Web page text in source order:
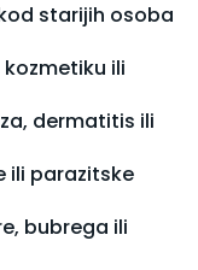
starijih osoba
kozmetiku ili
dermatitis ili
ili parazitske
bubrega ili